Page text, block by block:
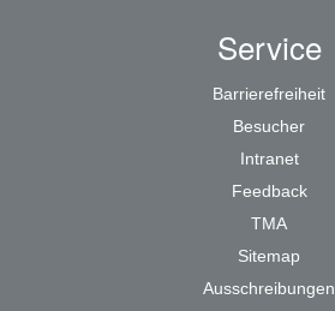
Service
Barrierefreiheit
Besucher
Intranet
Feedback
TMA
Sitemap
Ausschreibungen